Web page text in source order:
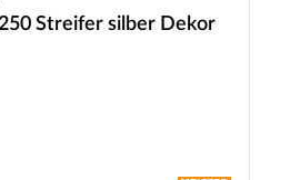
Streifer silber Dekor